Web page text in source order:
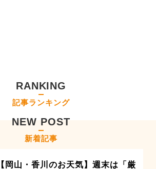
RANKING
記事ランキング
NEW POST
新着記事
【岡山・香川のお天気】週末は「厳